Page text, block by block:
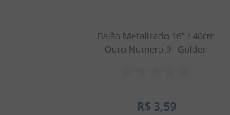
Balão Metalizado 16" / 40cm
Ouro Número 9 - Golden
R$ 3,59